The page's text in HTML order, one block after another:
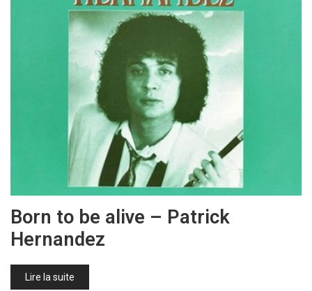
Born to be alive – Patrick
Hernandez
Lire la suite